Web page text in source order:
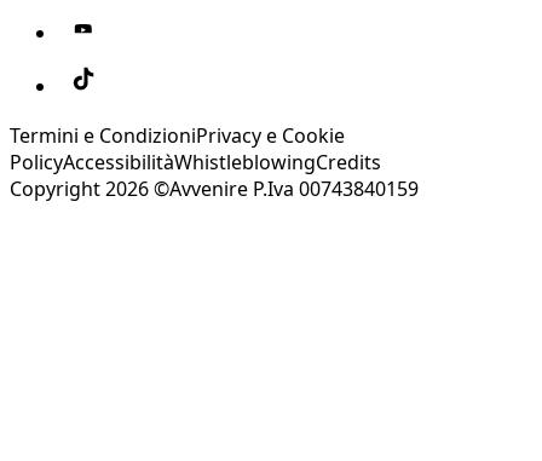
Termini e CondizioniPrivacy e Cookie
PolicyAccessibilitàWhistleblowingCredits
Copyright 2026 ©Avvenire P.Iva 00743840159